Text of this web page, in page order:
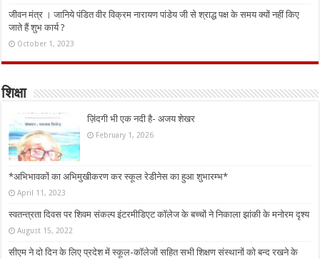
जीवन मंत्र । जानिये पंडित वीर विक्रम नारायण पांडेय जी से श्राद्ध पक्ष के समय क्यों नहीं किए
जाते हैं शुभ कार्य ?
October 1, 2023
शिक्षा
ज़िंदगी भी एक नदी है- अजय शेखर
February 1, 2026
*अभिभावकों का अभिमुखीकरण कर स्कूल रेडीनेस का हुआ शुभारम्भ*
April 11, 2023
स्वतन्त्रता दिवस पर शिवम संकल्प इंटरमीडिएट कॉलेज के बच्चों ने निकाला झांकी के मनोरम दृश्य
August 15, 2022
सीएम ने दो दिन के लिए प्रदेश में स्कूल-कॉलेजों सहित सभी शिक्षण संस्थानों को बन्द रखने के